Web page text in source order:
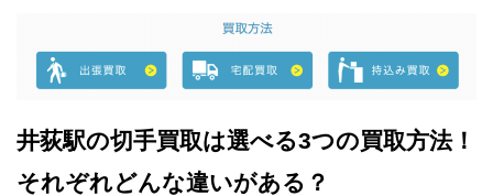
井荻駅の切手買取は選べる3つの買取方法！
それぞれどんな違いがある？